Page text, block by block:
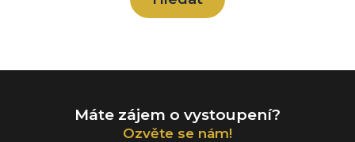
Máte zájem o vystoupení?
Ozvěte se nám!